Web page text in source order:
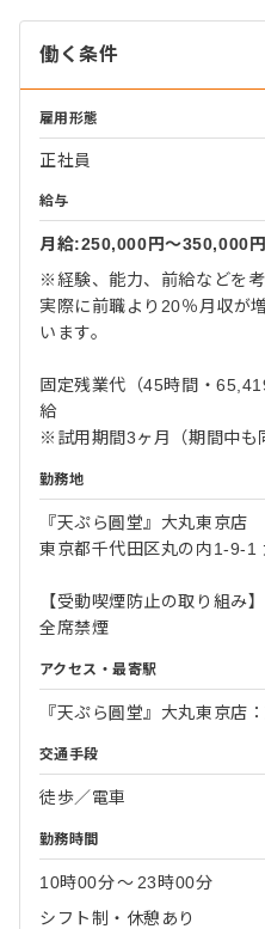
働く条件
雇用形態
正社員
給与
月給:250,000円〜350,000円
※経験、能力、前給などを考
実際に前職より20％月収が
います。
固定残業代（45時間・
給
※試用期間3ヶ月（期間中も
勤務地
『天ぷら圓堂』大丸東京店
東京都千代田区丸の内1-9-1
【受動喫煙防止の取り組み】
全席禁煙
アクセス・最寄駅
『天ぷら圓堂』大丸東京店
交通手段
徒歩／電車
勤務時間
10時00分〜 23時00分
シフト制・休憩あり